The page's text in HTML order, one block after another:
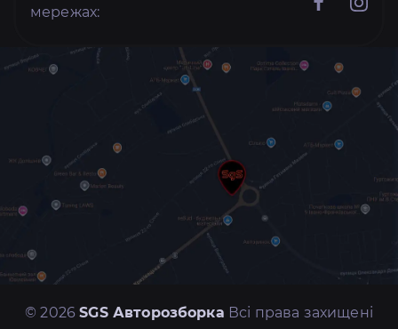
мережах:
© 2026SGS Авторозборка Всі права захищені